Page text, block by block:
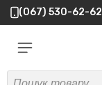
(067) 530-62-62